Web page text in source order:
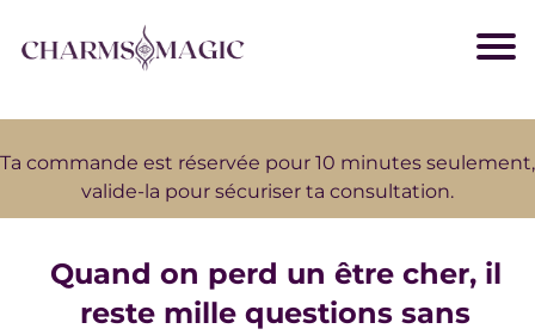
Ta commande est réservée pour 10 minutes seulement,
valide-la pour sécuriser ta consultation.
Quand on perd un être cher, il
reste mille questions sans